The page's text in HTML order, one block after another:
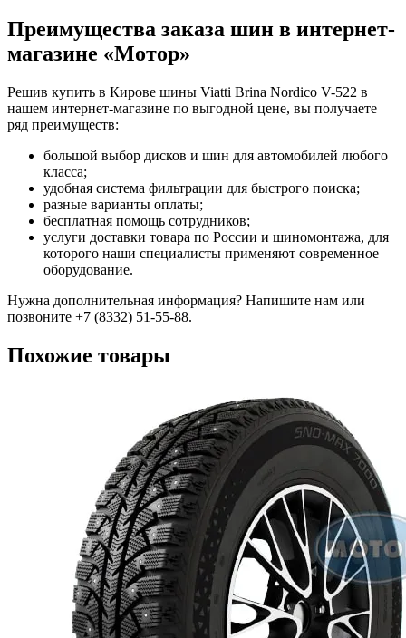
Преимущества заказа шин в интернет-
магазине «Мотор»
Решив купить в Кирове шины Viatti Brina Nordico V-522 в
нашем интернет-магазине по выгодной цене, вы получаете
ряд преимуществ:
большой выбор дисков и шин для автомобилей любого
класса;
удобная система фильтрации для быстрого поиска;
разные варианты оплаты;
бесплатная помощь сотрудников;
услуги доставки товара по России и шиномонтажа, для
которого наши специалисты применяют современное
оборудование.
Нужна дополнительная информация? Напишите нам или
позвоните +7 (8332) 51-55-88.
Похожие товары